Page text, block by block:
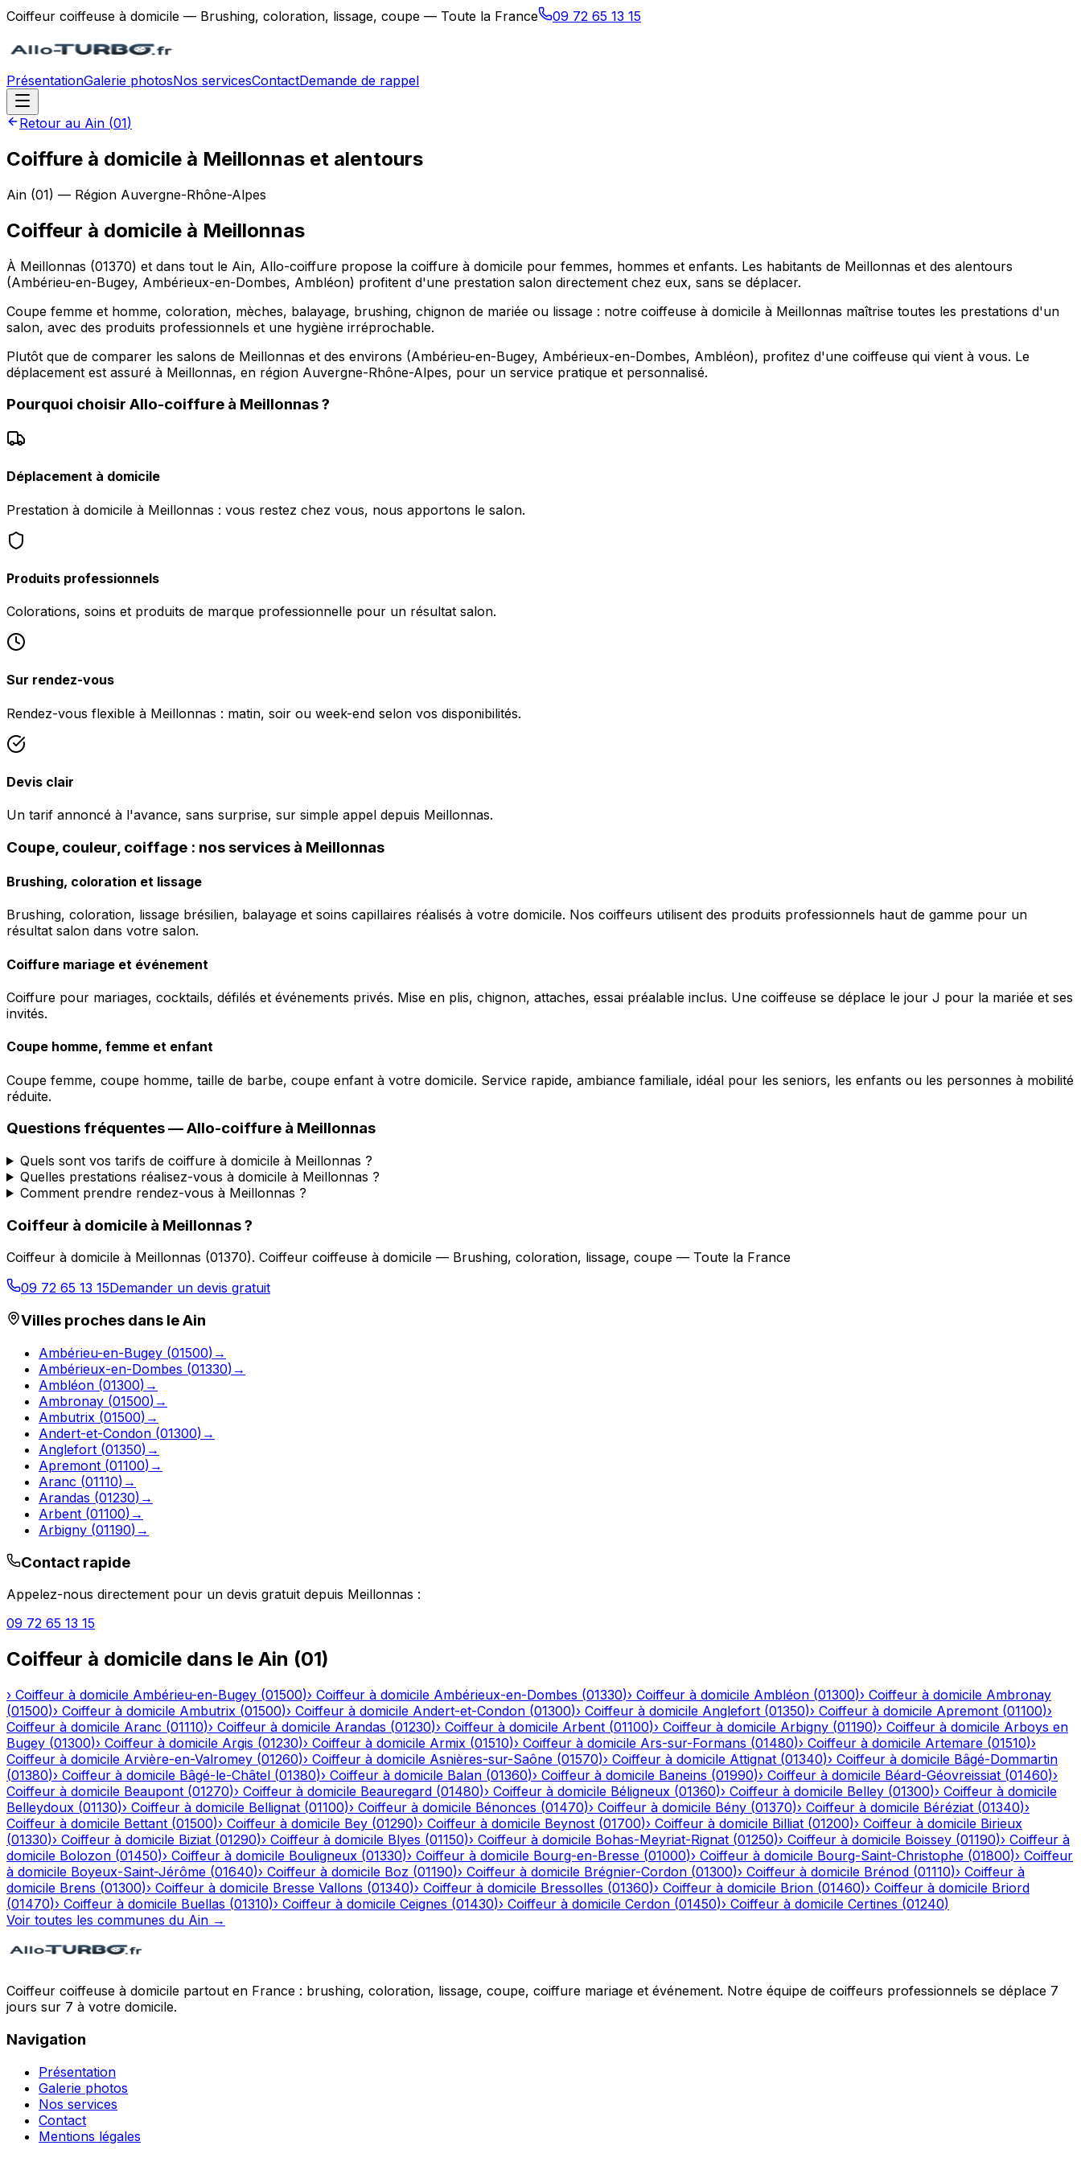
Coiffeur coiffeuse à domicile — Brushing, coloration, lissage, coupe — Toute la France 09 72 65 13 15
PrésentationGalerie photosNos servicesContactDemande de rappel
Retour au Ain (01)
Coiffure à domicile à Meillonnas et alentours
Ain (01) — Région Auvergne-Rhône-Alpes
Coiffeur à domicile à Meillonnas
À Meillonnas (01370) et dans tout le Ain, Allo-coiffure propose la coiffure à domicile pour femmes, hommes et enfants. Les habitants de Meillonnas et des alentours
(Ambérieu-en-Bugey, Ambérieux-en-Dombes, Ambléon) profitent d'une prestation salon directement chez eux, sans se déplacer.
Coupe femme et homme, coloration, mèches, balayage, brushing, chignon de mariée ou lissage : notre coiffeuse à domicile à Meillonnas maîtrise toutes les prestations d'un
salon, avec des produits professionnels et une hygiène irréprochable.
Plutôt que de comparer les salons de Meillonnas et des environs (Ambérieu-en-Bugey, Ambérieux-en-Dombes, Ambléon), profitez d'une coiffeuse qui vient à vous. Le
déplacement est assuré à Meillonnas, en région Auvergne-Rhône-Alpes, pour un service pratique et personnalisé.
Pourquoi choisir Allo-coiffure à Meillonnas?
Déplacement à domicile
Prestation à domicile à Meillonnas : vous restez chez vous, nous apportons le salon.
Produits professionnels
Colorations, soins et produits de marque professionnelle pour un résultat salon.
Sur rendez-vous
Rendez-vous flexible à Meillonnas : matin, soir ou week-end selon vos disponibilités.
Devis clair
Un tarif annoncé à l'avance, sans surprise, sur simple appel depuis Meillonnas.
Coupe, couleur, coiffage : nos services à Meillonnas
Brushing, coloration et lissage
Brushing, coloration, lissage brésilien, balayage et soins capillaires réalisés à votre domicile. Nos coiffeurs utilisent des produits professionnels haut de gamme pour un
résultat salon dans votre salon.
Coiffure mariage et événement
Coiffure pour mariages, cocktails, défilés et événements privés. Mise en plis, chignon, attaches, essai préalable inclus. Une coiffeuse se déplace le jour J pour la mariée et ses
invités.
Coupe homme, femme et enfant
Coupe femme, coupe homme, taille de barbe, coupe enfant à votre domicile. Service rapide, ambiance familiale, idéal pour les seniors, les enfants ou les personnes à mobilité
réduite.
Questions fréquentes —Allo-coiffure à Meillonnas
Quels sont vos tarifs de coiffure à domicile à Meillonnas ?
Quelles prestations réalisez-vous à domicile à Meillonnas ?
Comment prendre rendez-vous à Meillonnas ?
Coiffeur à domicile à Meillonnas?
Coiffeur à domicile à Meillonnas (01370). Coiffeur coiffeuse à domicile — Brushing, coloration, lissage, coupe — Toute la France
09 72 65 13 15Demander un devis gratuit
Villes proches dans leAin
Ambérieu-en-Bugey (01500) →
Ambérieux-en-Dombes (01330) →
Ambléon (01300) →
Ambronay (01500) →
Ambutrix (01500) →
Andert-et-Condon (01300) →
Anglefort (01350) →
Apremont (01100) →
Aranc (01110) →
Arandas (01230) →
Arbent (01100) →
Arbigny (01190) →
Contact rapide
Appelez-nous directement pour un devis gratuit depuis Meillonnas :
09 72 65 13 15
Coiffeur à domicile dans le Ain (01)
› Coiffeur à domicile Ambérieu-en-Bugey (01500)› Coiffeur à domicile Ambérieux-en-Dombes (01330)› Coiffeur à domicile Ambléon (01300)› Coiffeur à domicile Ambronay
(01500)› Coiffeur à domicile Ambutrix (01500)› Coiffeur à domicile Andert-et-Condon (01300)› Coiffeur à domicile Anglefort (01350)› Coiffeur à domicile Apremont (01100)›
Coiffeur à domicile Aranc (01110)› Coiffeur à domicile Arandas (01230)› Coiffeur à domicile Arbent (01100)› Coiffeur à domicile Arbigny (01190)› Coiffeur à domicile Arboys en
Bugey (01300)› Coiffeur à domicile Argis (01230)› Coiffeur à domicile Armix (01510)› Coiffeur à domicile Ars-sur-Formans (01480)› Coiffeur à domicile Artemare (01510)›
Coiffeur à domicile Arvière-en-Valromey (01260)› Coiffeur à domicile Asnières-sur-Saône (01570)› Coiffeur à domicile Attignat (01340)› Coiffeur à domicile Bâgé-Dommartin
(01380)› Coiffeur à domicile Bâgé-le-Châtel (01380)› Coiffeur à domicile Balan (01360)› Coiffeur à domicile Baneins (01990)› Coiffeur à domicile Béard-Géovreissiat (01460)›
Coiffeur à domicile Beaupont (01270)› Coiffeur à domicile Beauregard (01480)› Coiffeur à domicile Béligneux (01360)› Coiffeur à domicile Belley (01300)› Coiffeur à domicile
Belleydoux (01130)› Coiffeur à domicile Bellignat (01100)› Coiffeur à domicile Bénonces (01470)› Coiffeur à domicile Bény (01370)› Coiffeur à domicile Béréziat (01340)›
Coiffeur à domicile Bettant (01500)› Coiffeur à domicile Bey (01290)› Coiffeur à domicile Beynost (01700)› Coiffeur à domicile Billiat (01200)› Coiffeur à domicile Birieux
(01330)› Coiffeur à domicile Biziat (01290)› Coiffeur à domicile Blyes (01150)› Coiffeur à domicile Bohas-Meyriat-Rignat (01250)› Coiffeur à domicile Boissey (01190)› Coiffeur à
domicile Bolozon (01450)› Coiffeur à domicile Bouligneux (01330)› Coiffeur à domicile Bourg-en-Bresse (01000)› Coiffeur à domicile Bourg-Saint-Christophe (01800)› Coiffeur
à domicile Boyeux-Saint-Jérôme (01640)› Coiffeur à domicile Boz (01190)› Coiffeur à domicile Brégnier-Cordon (01300)› Coiffeur à domicile Brénod (01110)› Coiffeur à
domicile Brens (01300)› Coiffeur à domicile Bresse Vallons (01340)› Coiffeur à domicile Bressolles (01360)› Coiffeur à domicile Brion (01460)› Coiffeur à domicile Briord
(01470)› Coiffeur à domicile Buellas (01310)› Coiffeur à domicile Ceignes (01430)› Coiffeur à domicile Cerdon (01450)› Coiffeur à domicile Certines (01240)
Voir toutes les communes du Ain →
Coiffeur coiffeuse à domicile partout en France : brushing, coloration, lissage, coupe, coiffure mariage et événement. Notre équipe de coiffeurs professionnels se déplace 7
jours sur 7 à votre domicile.
Navigation
Présentation
Galerie photos
Nos services
Contact
Mentions légales